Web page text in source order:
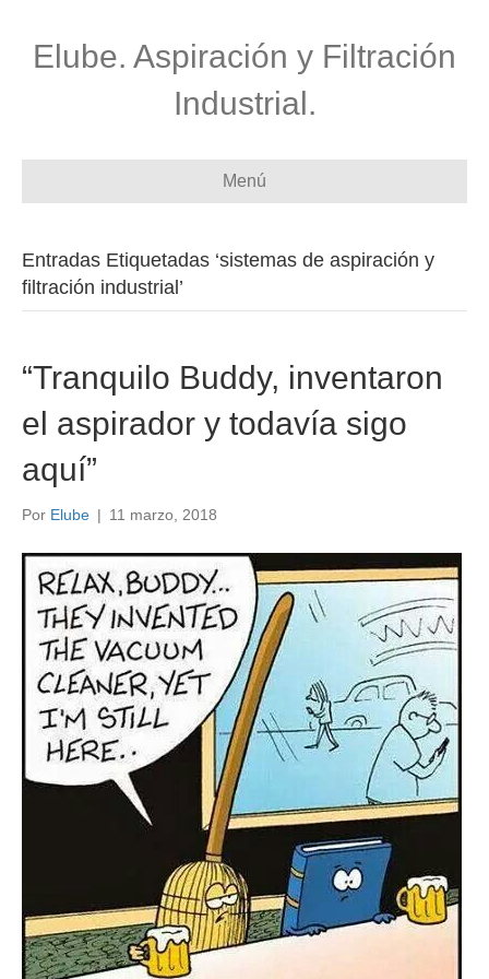
Elube. Aspiración y Filtración
Industrial.
Menú
Entradas Etiquetadas ‘sistemas de aspiración y
filtración industrial’
“Tranquilo Buddy, inventaron
el aspirador y todavía sigo
aquí”
Por Elube | 11 marzo, 2018